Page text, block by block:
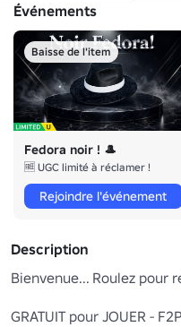
Événements
Baisse de l'item
Fedora noir ! 🎩
🆓 UGC limité à réclamer !
Rejoindre l'événement
Description
Bienvenue... Roulez pour
GRATUIT pour JOUER -